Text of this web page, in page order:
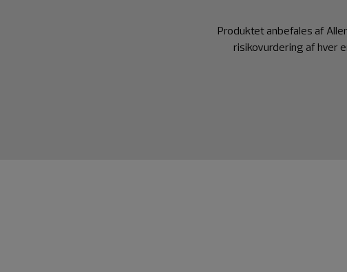
Produktet anbefales af
risikovurdering af hver